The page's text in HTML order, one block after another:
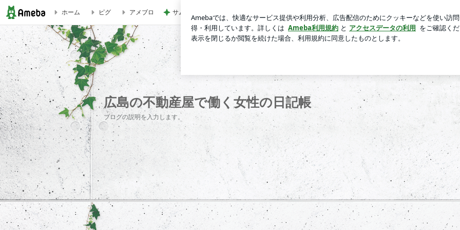
広島の不動産屋で働く女性の日記帳
ホーム ピグ アメブロ サムギョプサルで楽しい家族時間 ロ
広島の不動産屋で働く女性の日記帳
ブログの説明を入力します。